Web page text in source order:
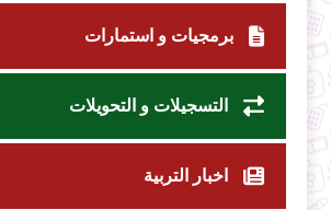
برمجيات و استمارات
التسجيلات و التحويلات
اخبار التربية